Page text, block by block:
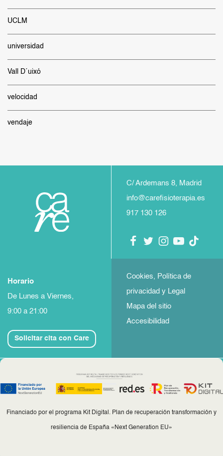
UCLM
universidad
Vall D´uixó
velocidad
vendaje
C/ Ardemans 8, Madrid
info@carefisioterapia.es
917 130 126
Horario
De Lunes a Viernes,
9:00 a 21:00
Solicitar cita con Care
Cookies, Política de
privacidad y Legal
Mapa del sitio
Accesibilidad
Financiado por el programa Kit Digital. Plan de recuperación transformación y
resiliencia de España «Next Generation EU»